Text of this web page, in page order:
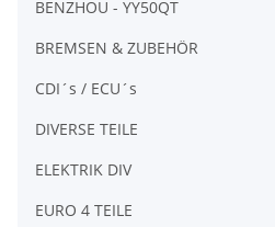
BENZHOU - YY50QT
BREMSEN & ZUBEHÖR
CDI´s / ECU´s
DIVERSE TEILE
ELEKTRIK DIV
EURO 4 TEILE